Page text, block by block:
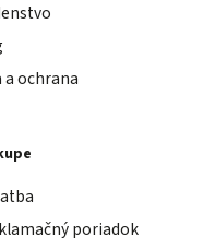
ochrana
poriadok